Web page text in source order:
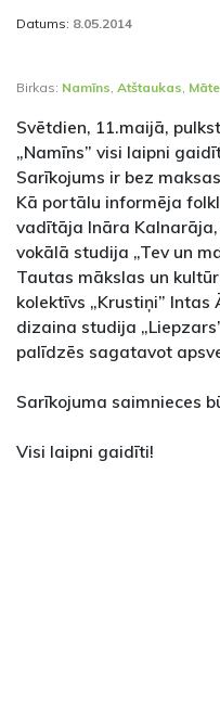
Datums: 8.05.2014
Birkas: Namīns, Atštaukas,
Svētdien, 11.maijā,
„Namīns” visi laipni
Sarīkojums ir bez
Kā portālu informēja
vadītāja Ināra
vokālā studija „Tev un
Tautas mākslas un
kolektīvs „Krustiņi”
dizaina studija
palīdzēs sagatavot
Sarīkojuma saimnieces
Visi laipni gaidīti!